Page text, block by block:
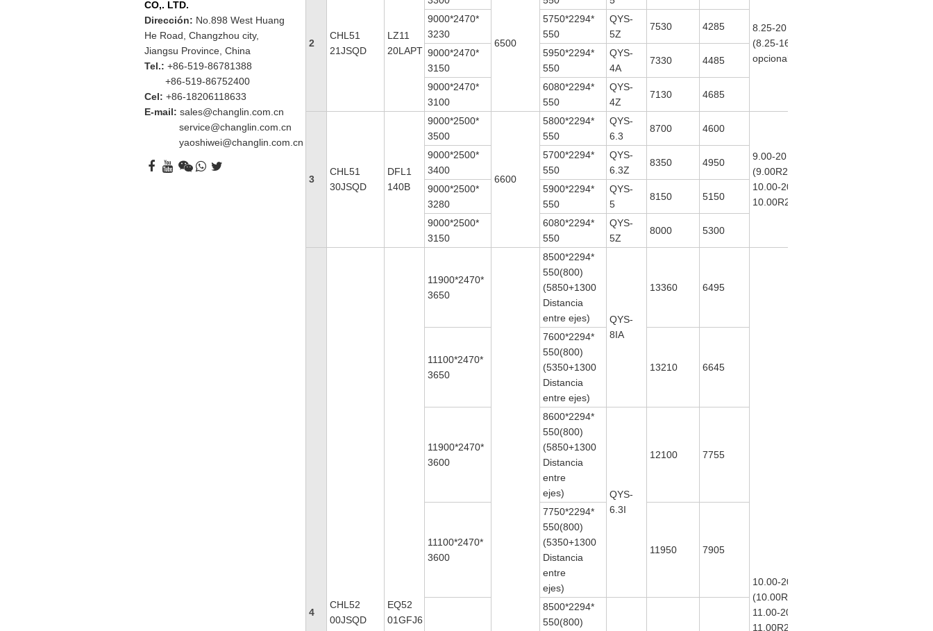
2
CHL51
21JSQD
LZ11
20LAPT
6500
8.25-20
(8.25-16
opcional)
9000*2470*
3230
5750*2294*
550
QYS-
5Z
7530 4285
9000*2470*
3150
5950*2294*
550
QYS-
4A
7330 4485
9000*2470*
3100
6080*2294*
550
QYS-
4Z
7130 4685
3
CHL51
30JSQD
DFL1
140B
9000*2500*
3500
6600
5800*2294*
550
QYS-
6.3
8700 4600
9.00-20
(9.00R20
10.00-20
10.00R20)
9000*2500*
3400
5700*2294*
550
QYS-
6.3Z
8350 4950
9000*2500*
3280
5900*2294*
550
QYS-
5
8150 5150
9000*2500*
3150
6080*2294*
550
QYS-
5Z
8000 5300
4
CHL52
00JSQD
EQ52
01GFJ6
11900*2470*
3650
8500*2294*
550(800)
(5850+1300
Distancia
entre ejes)
QYS-
8IA
13360 6495
10.00-20
(10.00R20
11.00-20
11.00R20
11100*2470*
3650
7600*2294*
550(800)
(5350+1300
Distancia
entre ejes)
13210 6645
11900*2470*
3600
8600*2294*
550(800)
(5850+1300
Distancia
entre
ejes)
QYS-
6.3I
12100 7755
11100*2470*
3600
7750*2294*
550(800)
(5350+1300
Distancia
entre
ejes)
11950 7905
8500*2294*
550(800)
CO,. LTD.
Dirección: No.898 West Huang
He Road, Changzhou city,
Jiangsu Province, China
Tel.: +86-519-86781388
+86-519-86752400
Cel: +86-18206118633
E-mail:sales@changlin.com.cn
service@changlin.com.cn
yaoshiwei@changlin.com.cn